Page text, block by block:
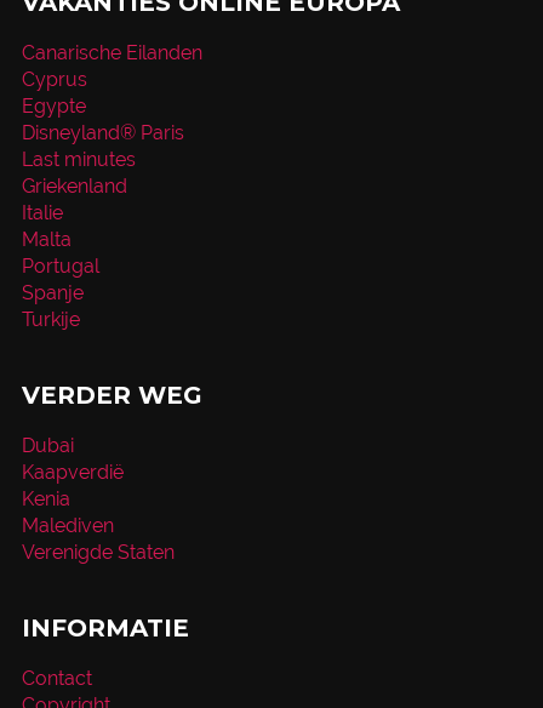
Canarische Eilanden
Cyprus
Egypte
Disneyland® Paris
Last minutes
Griekenland
Italie
Malta
Portugal
Spanje
Turkije
VERDER WEG
Dubai
Kaapverdië
Kenia
Malediven
Verenigde Staten
INFORMATIE
Contact